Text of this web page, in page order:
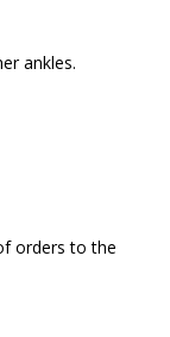
ankles.
orders to the